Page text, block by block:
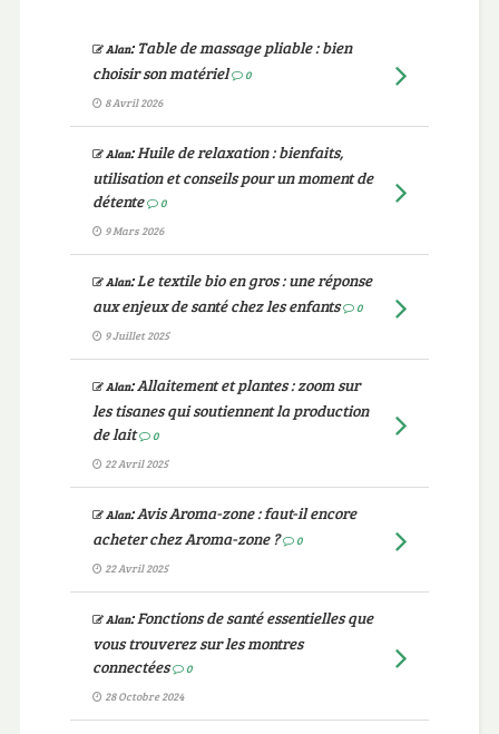
Alan: Table de massage pliable : bien
choisir son matériel
0
8 Avril 2026
Alan:Huile de relaxation : bienfaits,
utilisation et conseils pour un moment de
détente
0
9 Mars 2026
Alan:Le textile bio en gros : une réponse
aux enjeux de santé chez les enfants
0
9 Juillet 2025
Alan:Allaitement et plantes : zoom sur
les tisanes qui soutiennent la production
de lait
0
22 Avril 2025
Alan:Avis Aroma-zone : faut-il encore
acheter chez Aroma-zone ?
0
22 Avril 2025
Alan:Fonctions de santé essentielles que
vous trouverez sur les montres
connectées
0
28 Octobre 2024